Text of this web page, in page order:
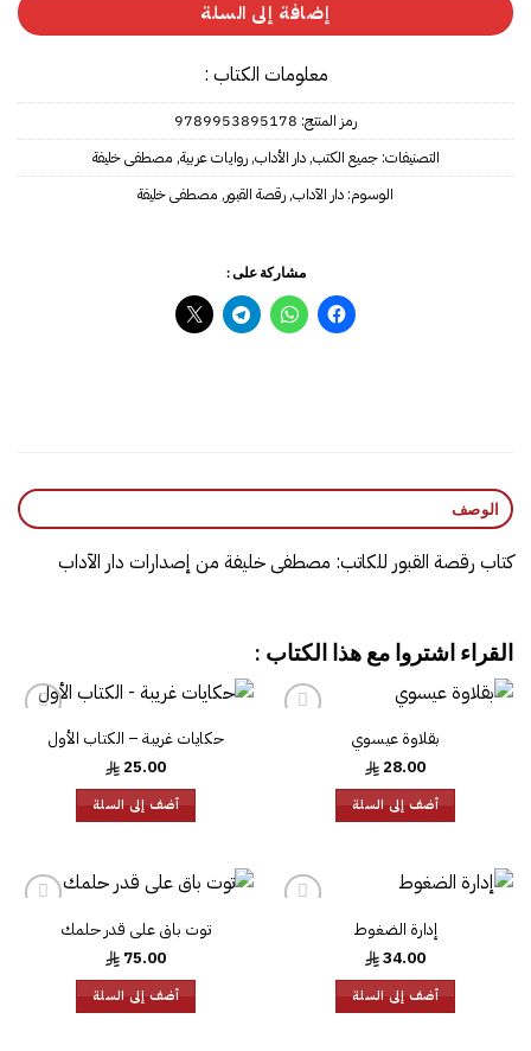
إضافة إلى السلة
معلومات الكتاب :
رمز المنتج: 9789953895178
التصنيفات:جميع الكتب,دار الأداب,روايات عربية, مصطفى خليفة
الوسوم: دار الآداب,رقصة القبور, مصطفى خليفة
مشاركة على :
الوصف
كتاب رقصة القبور للكاتب: مصطفى خليفة من إصدارات دار الآداب
القراء اشتروا مع هذا الكتاب :
بقلاوة عيسوي
28.00
أضف إلى السلة
حكايات غريبة – الكتاب الأول
25.00
أضف إلى السلة
إدارة الضغوط
34.00
أضف إلى السلة
توت باق على قدر حلمك
75.00
أضف إلى السلة